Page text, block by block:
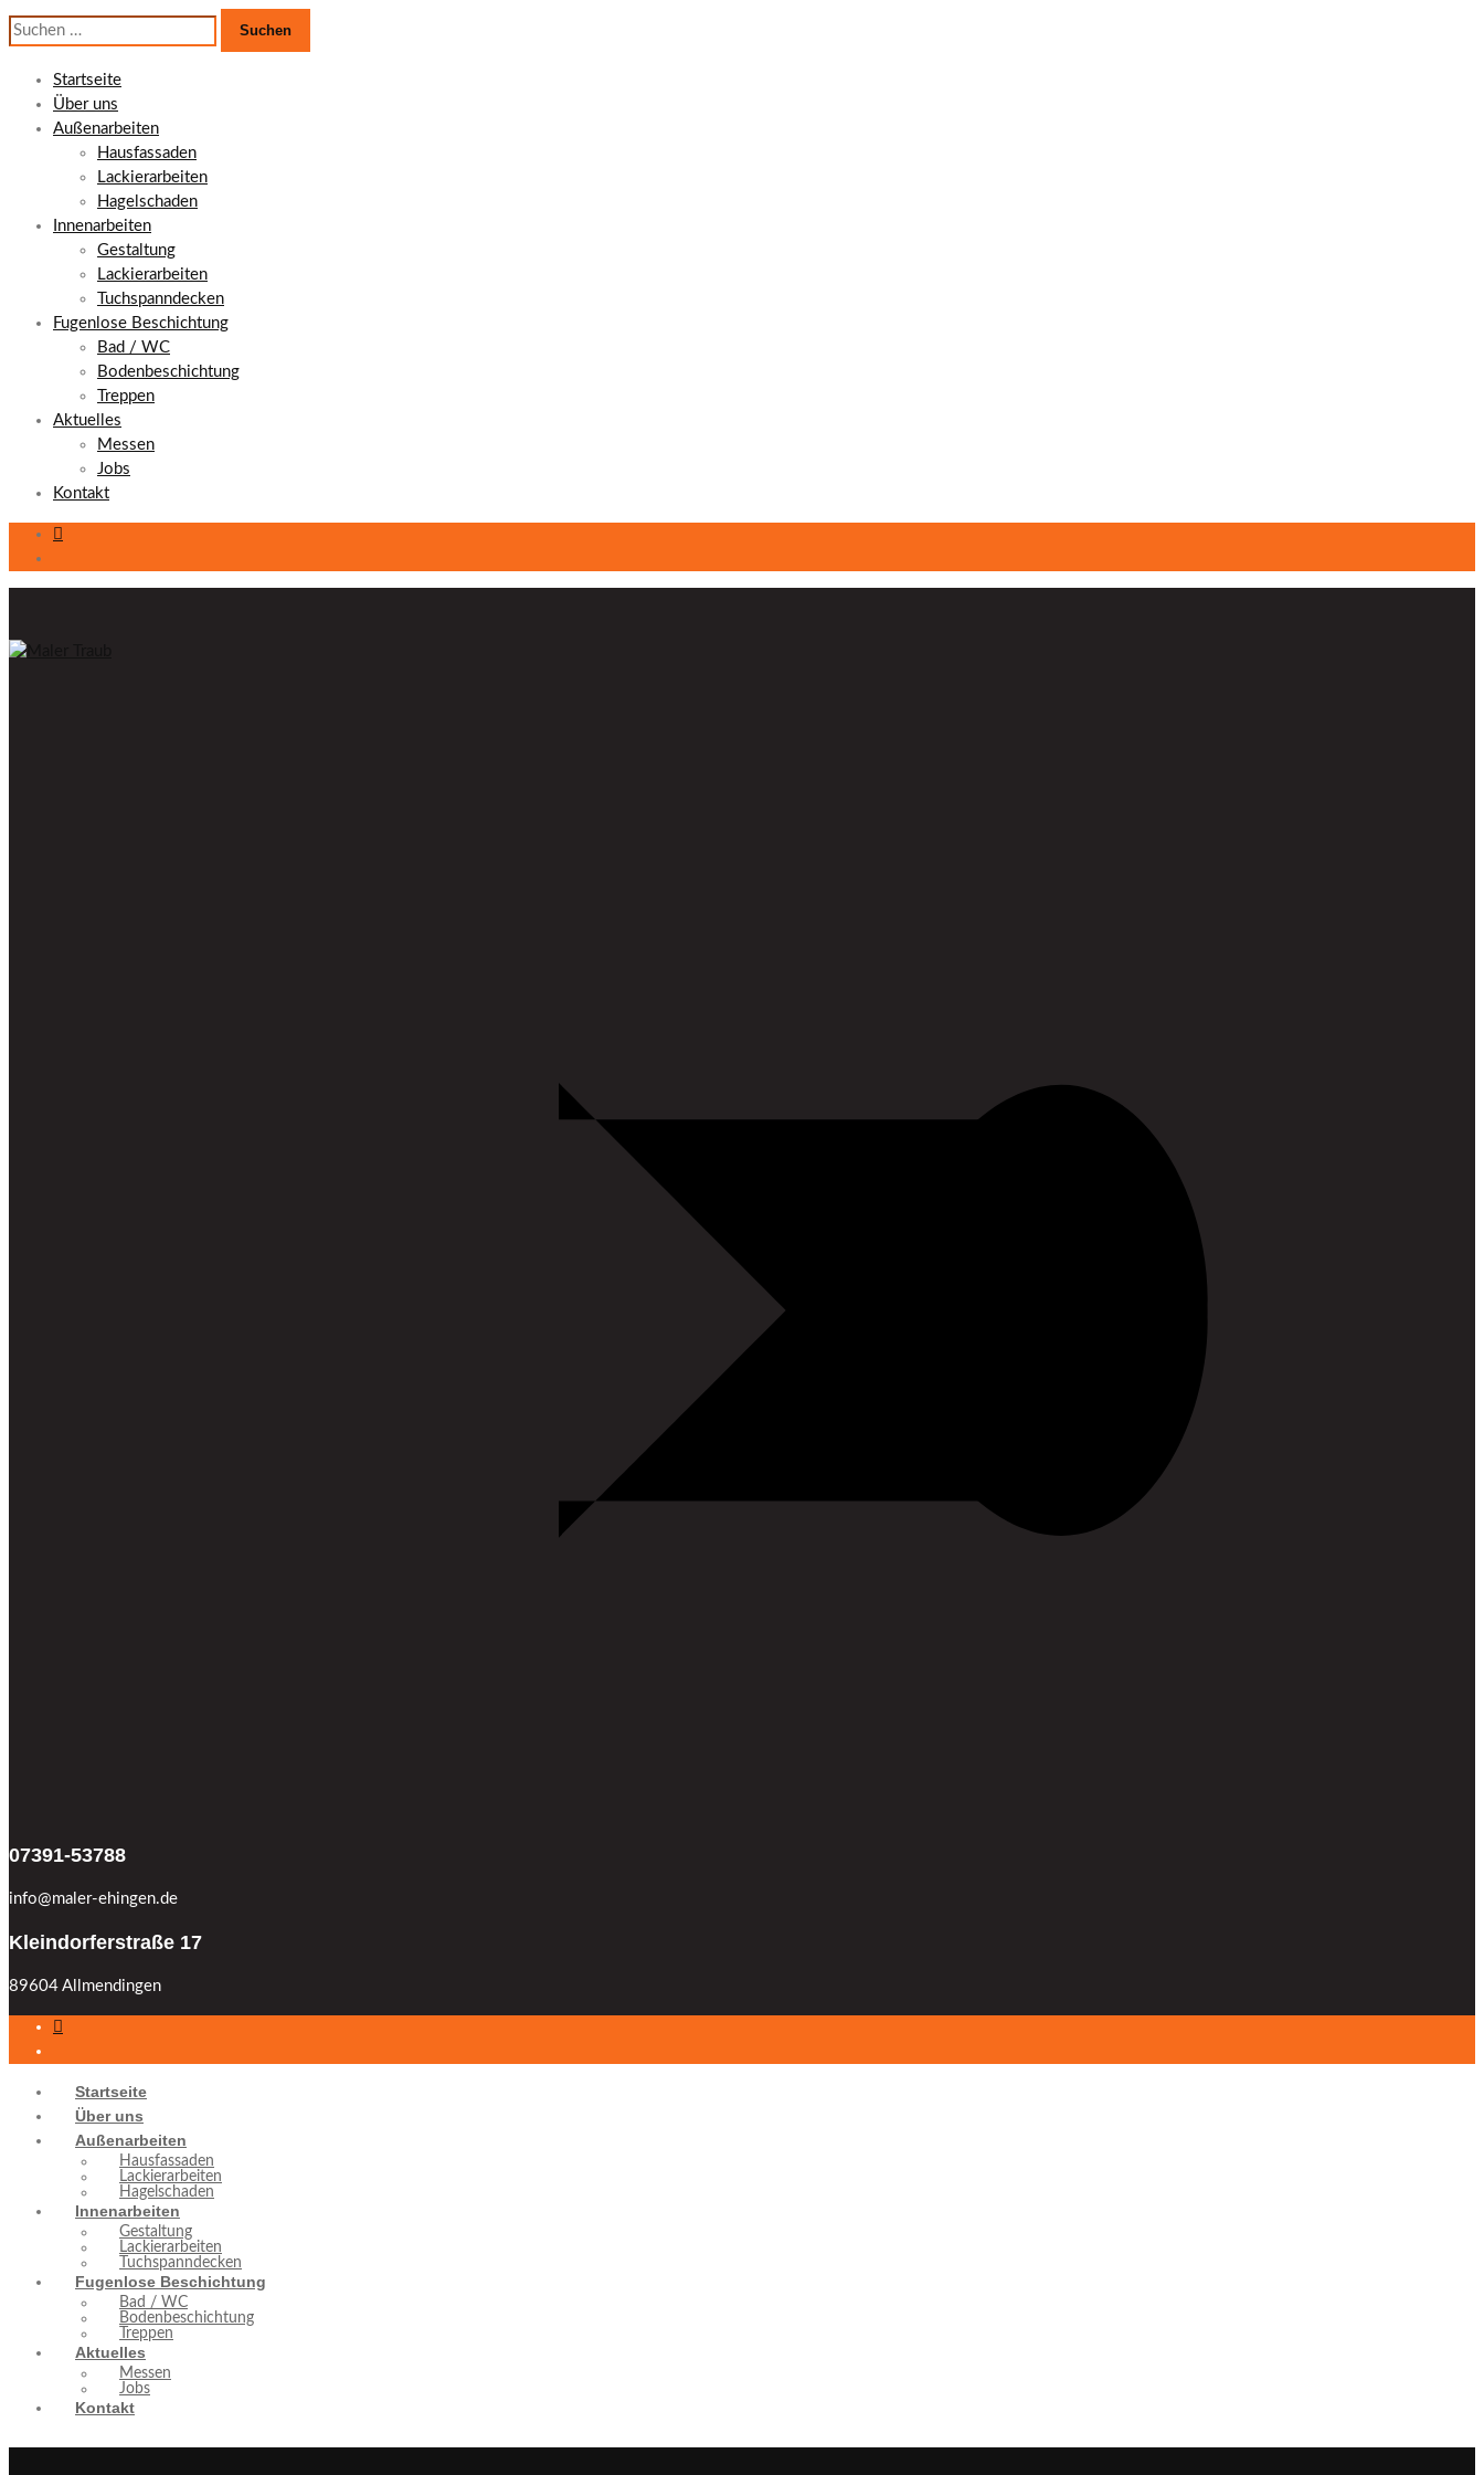
Suchen
nach:
Startseite
Über uns
Außenarbeiten
Hausfassaden
Lackierarbeiten
Hagelschaden
Innenarbeiten
Gestaltung
Lackierarbeiten
Tuchspanndecken
Fugenlose Beschichtung
Bad / WC
Bodenbeschichtung
Treppen
Aktuelles
Messen
Jobs
Kontakt
07391-53788
info@maler-ehingen.de
Kleindorferstraße 17
89604 Allmendingen
Startseite
Über uns
Außenarbeiten
Hausfassaden
Lackierarbeiten
Hagelschaden
Innenarbeiten
Gestaltung
Lackierarbeiten
Tuchspanndecken
Fugenlose Beschichtung
Bad / WC
Bodenbeschichtung
Treppen
Aktuelles
Messen
Jobs
Kontakt